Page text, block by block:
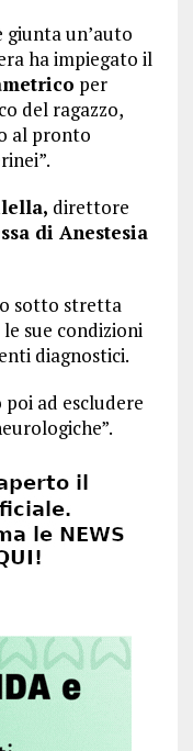
un’auto
ha impiegato il
per
del ragazzo,
al pronto
direttore
di Anestesia
sotto stretta
sue condizioni
diagnostici.
ad escludere